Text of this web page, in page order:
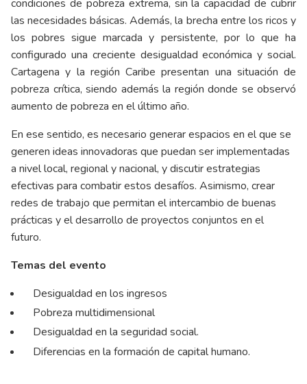
condiciones de pobreza extrema, sin la capacidad de cubrir
las necesidades básicas. Además, la brecha entre los ricos y
los pobres sigue marcada y persistente, por lo que ha
configurado una creciente desigualdad económica y social.
Cartagena y la región Caribe presentan una situación de
pobreza crítica, siendo además la región donde se observó
aumento de pobreza en el último año.
En ese sentido, es necesario generar espacios en el que se
generen ideas innovadoras que puedan ser implementadas
a nivel local, regional y nacional, y discutir estrategias
efectivas para combatir estos desafíos. Asimismo, crear
redes de trabajo que permitan el intercambio de buenas
prácticas y el desarrollo de proyectos conjuntos en el
futuro.
Temas del evento
Desigualdad en los ingresos
Pobreza multidimensional
Desigualdad en la seguridad social.
Diferencias en la formación de capital humano.